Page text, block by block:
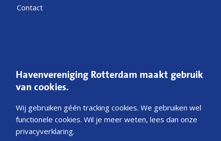
Contact
Postbus 54200
EMail ons
KvK 40341231
Havenvereniging Rotterdam maakt gebruik
van cookies.
Wij gebruiken géén tracking cookies. We gebruiken wel
functionele cookies. Wil je meer weten, lees dan onze
privacyverklaring.